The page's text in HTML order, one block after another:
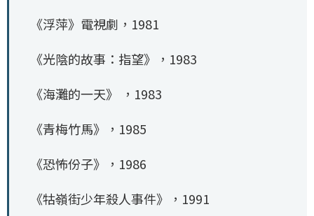
《浮萍》電視劇，1981
《光陰的故事：指望》，1983
《海灘的一天》 ，1983
《青梅竹馬》，1985
《恐怖份子》，1986
《牯嶺街少年殺人事件》，1991